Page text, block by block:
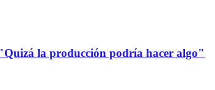
la producción podría hacer algo"